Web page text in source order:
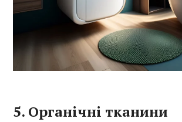
5. Органічні тканини